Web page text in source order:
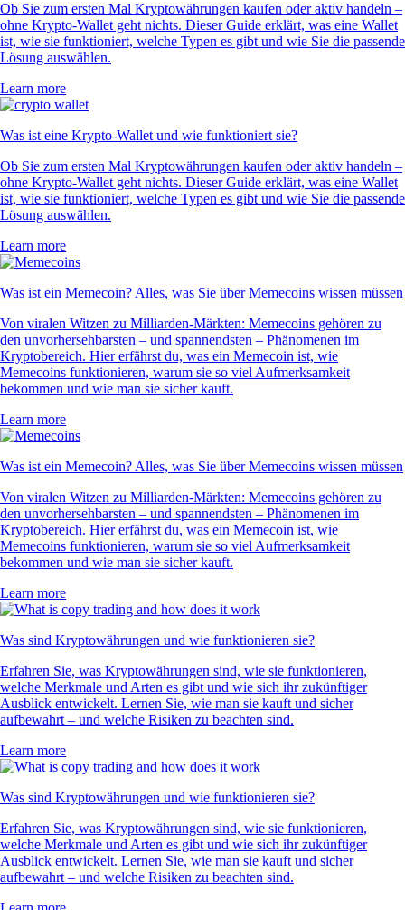
Ob Sie zum ersten Mal Kryptowährungen kaufen oder aktiv handeln –
ohne Krypto-Wallet geht nichts. Dieser Guide erklärt, was eine Wallet
ist, wie sie funktioniert, welche Typen es gibt und wie Sie die passende
Lösung auswählen.
Learn more
Was ist eine Krypto-Wallet und wie funktioniert sie?
Ob Sie zum ersten Mal Kryptowährungen kaufen oder aktiv handeln –
ohne Krypto-Wallet geht nichts. Dieser Guide erklärt, was eine Wallet
ist, wie sie funktioniert, welche Typen es gibt und wie Sie die passende
Lösung auswählen.
Learn more
Was ist ein Memecoin? Alles, was Sie über Memecoins wissen müssen
Von viralen Witzen zu Milliarden-Märkten: Memecoins gehören zu
den unvorhersehbarsten – und spannendsten – Phänomenen im
Kryptobereich. Hier erfährst du, was ein Memecoin ist, wie
Memecoins funktionieren, warum sie so viel Aufmerksamkeit
bekommen und wie man sie sicher kauft.
Learn more
Was ist ein Memecoin? Alles, was Sie über Memecoins wissen müssen
Von viralen Witzen zu Milliarden-Märkten: Memecoins gehören zu
den unvorhersehbarsten – und spannendsten – Phänomenen im
Kryptobereich. Hier erfährst du, was ein Memecoin ist, wie
Memecoins funktionieren, warum sie so viel Aufmerksamkeit
bekommen und wie man sie sicher kauft.
Learn more
Was sind Kryptowährungen und wie funktionieren sie?
Erfahren Sie, was Kryptowährungen sind, wie sie funktionieren,
welche Merkmale und Arten es gibt und wie sich ihr zukünftiger
Ausblick entwickelt. Lernen Sie, wie man sie kauft und sicher
aufbewahrt – und welche Risiken zu beachten sind.
Learn more
Was sind Kryptowährungen und wie funktionieren sie?
Erfahren Sie, was Kryptowährungen sind, wie sie funktionieren,
welche Merkmale und Arten es gibt und wie sich ihr zukünftiger
Ausblick entwickelt. Lernen Sie, wie man sie kauft und sicher
aufbewahrt – und welche Risiken zu beachten sind.